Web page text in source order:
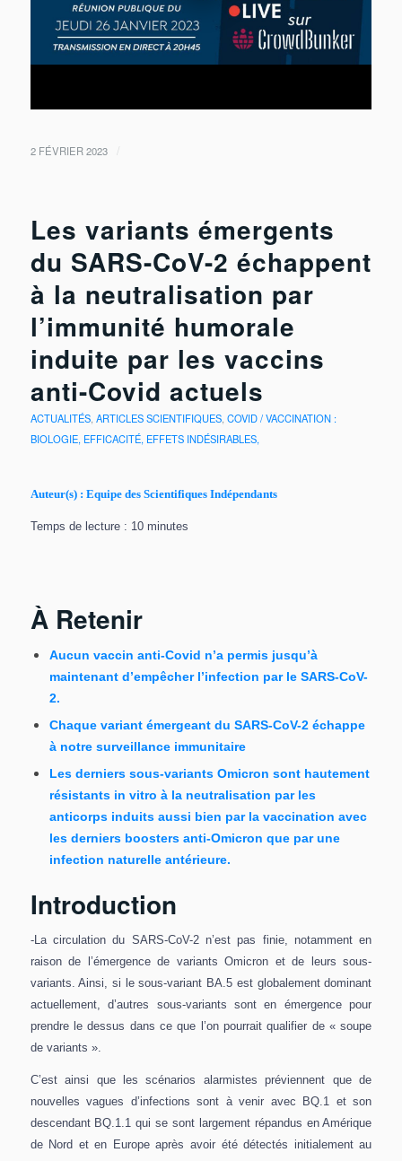
2 FÉVRIER 2023 /
Les variants émergents
du SARS-CoV-2 échappent
à la neutralisation par
l’immunité humorale
induite par les vaccins
anti-Covid actuels
ACTUALITÉS, ARTICLES SCIENTIFIQUES, COVID / VACCINATION :
BIOLOGIE, EFFICACITÉ, EFFETS INDÉSIRABLES,
Auteur(s) : Equipe des Scientifiques Indépendants
Temps de lecture : 10 minutes
À Retenir
Aucun vaccin anti-Covid n’a permis jusqu’à
maintenant d’empêcher l’infection par le SARS-CoV-
2.
Chaque variant émergeant du SARS-CoV-2 échappe
à notre surveillance immunitaire
Les derniers sous-variants Omicron sont hautement
résistants in vitro à la neutralisation par les
anticorps induits aussi bien par la vaccination avec
les derniers boosters anti-Omicron que par une
infection naturelle antérieure.
Introduction
-La circulation du SARS-CoV-2 n’est pas finie, notamment en
raison de l’émergence de variants Omicron et de leurs sous-
variants. Ainsi, si le sous-variant BA.5 est globalement dominant
actuellement, d’autres sous-variants sont en émergence pour
prendre le dessus dans ce que l’on pourrait qualifier de « soupe
de variants ».
C’est ainsi que les scénarios alarmistes préviennent que de
nouvelles vagues d’infections sont à venir avec BQ.1 et son
descendant BQ.1.1 qui se sont largement répandus en Amérique
de Nord et en Europe après avoir été détectés initialement au